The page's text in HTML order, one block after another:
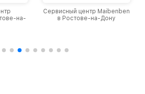
на-
Сервисный центр Maibenben
в Ростове-на-Дону